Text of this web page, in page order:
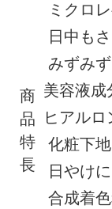
商
品
特
長
ミクロ
日中も
みずみ
美容液成
ヒアル
化粧下
日やけ
合成着